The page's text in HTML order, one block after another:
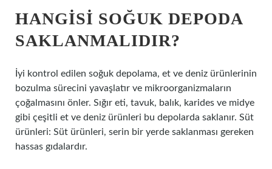
HANGISI SOĞUK DEPODA
SAKLANMALIDIR?
İyi kontrol edilen soğuk depolama, et ve deniz ürünlerinin
bozulma sürecini yavaşlatır ve mikroorganizmaların
çoğalmasını önler. Sığır eti, tavuk, balık, karides ve midye
gibi çeşitli et ve deniz ürünleri bu depolarda saklanır. Süt
ürünleri: Süt ürünleri, serin bir yerde saklanması gereken
hassas gıdalardır.